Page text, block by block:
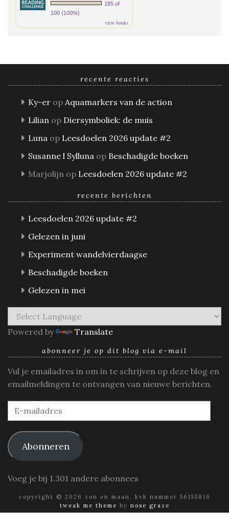
185 of
100 (100%)
view books
recente reacties
Ky-er op Aquamarkers van de action
Lilian op Diersymboliek: de muis
Luna op Leesdoelen 2026 update #2
Susanne l Sylluna op Beschadigde boeken
Marjolijn op Leesdoelen 2026 update #2
recente berichten
Leesdoelen 2026 update #2
Gelezen in juni
Experiment wandelvierdaagse
Beschadigde boeken
Gelezen in mei
Powered by Translate
abonneer je op dit blog via e-mail
Vul je emailadres in om in te schrijven op deze blog en
emailmeldingen te ontvangen van nieuwe berichten.
E-
mailadres
Abonneren
Voeg je bij 1.301 andere abonnees
copyright © 2026 zon en maan. kvk nummer 56155816
tweak me theme by nose graze